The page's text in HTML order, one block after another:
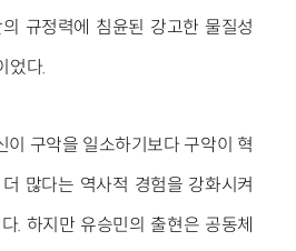
규정력에 침윤된 강고한 물질성
었다.
이 구악을 일소하기보다 구악이 혁
많다는 역사적 경험을 강화시켜
. 하지만 유승민의 출현은 공동체